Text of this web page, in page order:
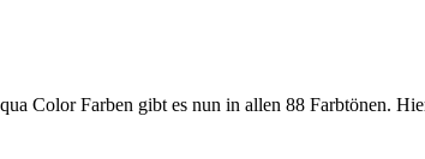
Color Farben gibt es nun in allen 88 Farbtönen.